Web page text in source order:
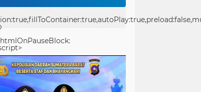
TMMD Ke-129 Gelar Penyuluhan Wasbang dan Hukum, Tanamkan Kesadaran Berbangsa serta Taat Aturan di Kampung Sesor
Pantang Menyerah hingga Malam, Satgas TMMD Ke-129 Kodim 1807/Sorsel Lembur Finishing Rumah Type 36 untuk Warga Kampung Sesor